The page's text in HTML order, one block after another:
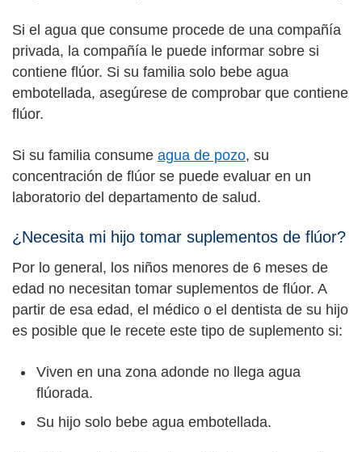
Si el agua que consume procede de una compañía
privada, la compañía le puede informar sobre si
contiene flúor. Si su familia solo bebe agua
embotellada, asegúrese de comprobar que contiene
flúor.
Si su familia consume agua de pozo, su
concentración de flúor se puede evaluar en un
laboratorio del departamento de salud.
¿Necesita mi hijo tomar suplementos de flúor?
Por lo general, los niños menores de 6 meses de
edad no necesitan tomar suplementos de flúor. A
partir de esa edad, el médico o el dentista de su hijo
es posible que le recete este tipo de suplemento si:
Viven en una zona adonde no llega agua
flúorada.
Su hijo solo bebe agua embotellada.